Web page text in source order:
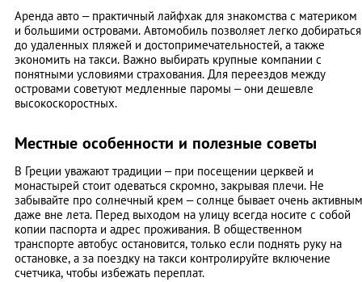
Аренда авто – практичный лайфхак для знакомства с материком
и большими островами. Автомобиль позволяет легко добираться
до удаленных пляжей и достопримечательностей, а также
экономить на такси. Важно выбирать крупные компании с
понятными условиями страхования. Для переездов между
островами советуют медленные паромы – они дешевле
высокоскоростных.
Местные особенности и полезные советы
В Греции уважают традиции – при посещении церквей и
монастырей стоит одеваться скромно, закрывая плечи. Не
забывайте про солнечный крем – солнце бывает очень активным
даже вне лета. Перед выходом на улицу всегда носите с собой
копии паспорта и адрес проживания. В общественном
транспорте автобус остановится, только если поднять руку на
остановке, а за поездку на такси контролируйте включение
счетчика, чтобы избежать переплат.